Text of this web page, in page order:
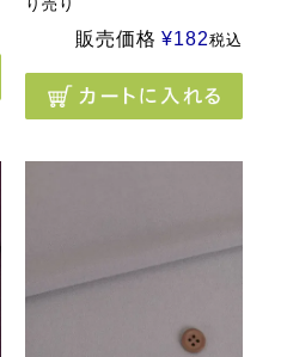
り売り
販売価格 ¥182税込